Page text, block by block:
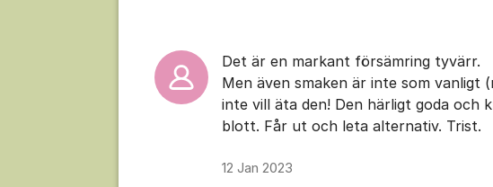
Det är en markant försämring tyvärr.
Men även smaken är inte som vanligt
inte vill äta den! Den härligt goda och
blott. Får ut och leta alternativ. Trist.
12 Jan 2023